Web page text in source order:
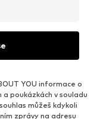
YOU informace o
poukázkách v souladu
můžeš kdykoli
zprávy na adresu